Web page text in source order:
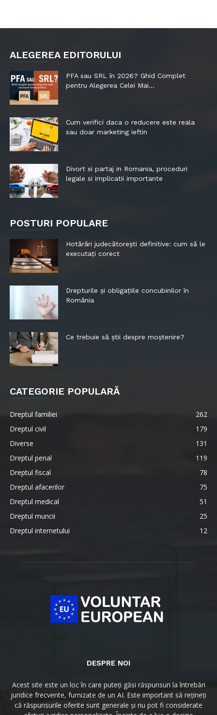
ALEGEREA EDITORULUI
PFA sau SRL în 2026? Ghid Complet
pentru Alegerea Celei Mai...
Cum verifici daca o reducere este reala
sau doar marketing ieftin
Divort si partaj in Romania, proceduri
legale si implicatii importante
POSTURI POPULARE
Hotărâri judecătorești definitive: cum să le
executați corect
Drepturile și obligațiile concubinilor în
România
Ce trebuie să știi despre moștenire?
CATEGORIE POPULARĂ
Dreptul familiei
262
Dreptul civil
179
Diverse
131
Dreptul penal
119
Dreptul fiscal
78
Dreptul afacerilor
75
Dreptul medical
51
Dreptul muncii
25
Dreptul internetului
12
DESPRE NOI
Acest site este un loc în care puteți găsi răspunsuri la întrebări
juridice frecvente, furnizate de un AI. Este important să rețineți
că răspunsurile oferite sunt generale și nu pot fi considerate